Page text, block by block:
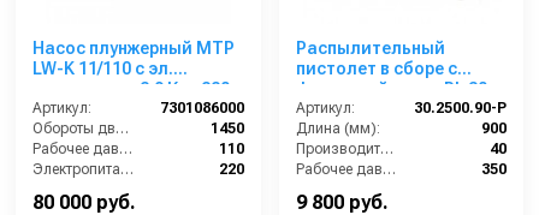
Насос плунжерный MTP
LW-K 11/110 с эл.
двигателем 2,9 Квт 220
В
Артикул:
7301086000
Обороты двигателя (об/мин):
1450
Рабочее давление (бар):
110
Электропитание (В):
220
80 000 руб.
Распылительный
пистолет в сборе с
форсункой курок RL 30
М22х1,5ш 900 мм (нерж).
Артикул:
30.2500.90-P
Длина (мм):
900
Производительность (л/мин):
40
Рабочее давление (бар):
350
9 800 руб.